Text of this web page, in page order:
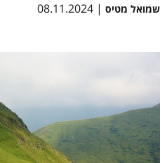
שמואל מטיס | 08.11.2024